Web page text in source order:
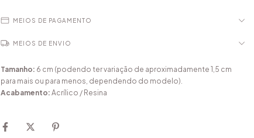
MEIOS DE PAGAMENTO
MEIOS DE ENVIO
Tamanho: 6 cm (podendo ter variação de aproximadamente 1,5 cm
para mais ou para menos, dependendo do modelo).
Acabamento: Acrílico / Resina